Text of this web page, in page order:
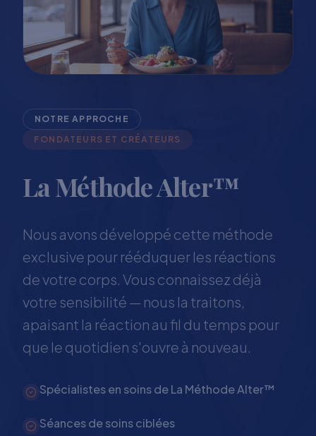
NOTRE APPROCHE
FONDATEURS ET CRÉATEURS
La Méthode Alter™
Nous avons développé cette méthode
exclusive pour rééduquer les réactions
de votre corps. Vous connaissez déjà
votre sensibilité — nous la traitons,
apaisant la réaction au fil du temps pour
que le quotidien s'ouvre à nouveau.
Spécialistes en soins de La Méthode Alter™
Séances de soins ciblées